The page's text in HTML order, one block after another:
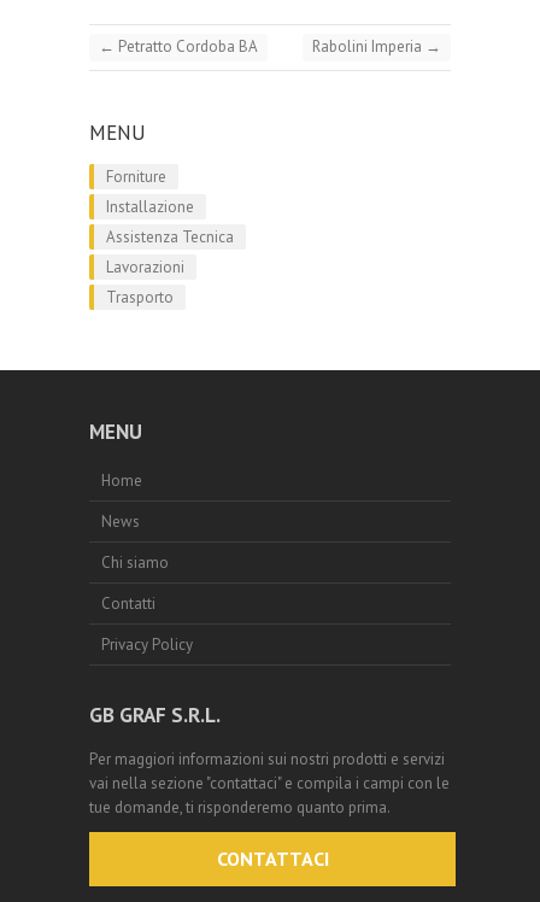
← Petratto Cordoba BA Rabolini Imperia →
MENU
Forniture
Installazione
Assistenza Tecnica
Lavorazioni
Trasporto
MENU
Home
News
Chi siamo
Contatti
Privacy Policy
GB GRAF S.R.L.
Per maggiori informazioni sui nostri prodotti e servizi
vai nella sezione "contattaci" e compila i campi con le
tue domande, ti risponderemo quanto prima.
CONTATTACI